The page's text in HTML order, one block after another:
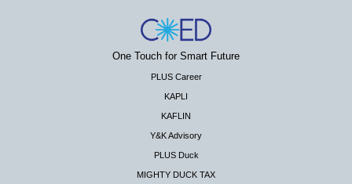
One Touch for Smart Future
PLUS Career
KAPLI
KAFLIN
Y&K Advisory
PLUS Duck
MIGHTY DUCK TAX